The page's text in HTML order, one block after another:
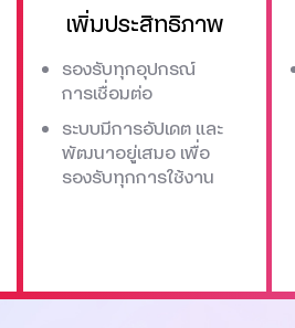
เพิ่มประสิทธิภาพ
รองรับทุกอุปกรณ์
การเชื่อมต่อ
ระบบมีการอัปเดต และ
พัฒนาอยู่เสมอ เพื่อ
รองรับทุกการใช้งาน